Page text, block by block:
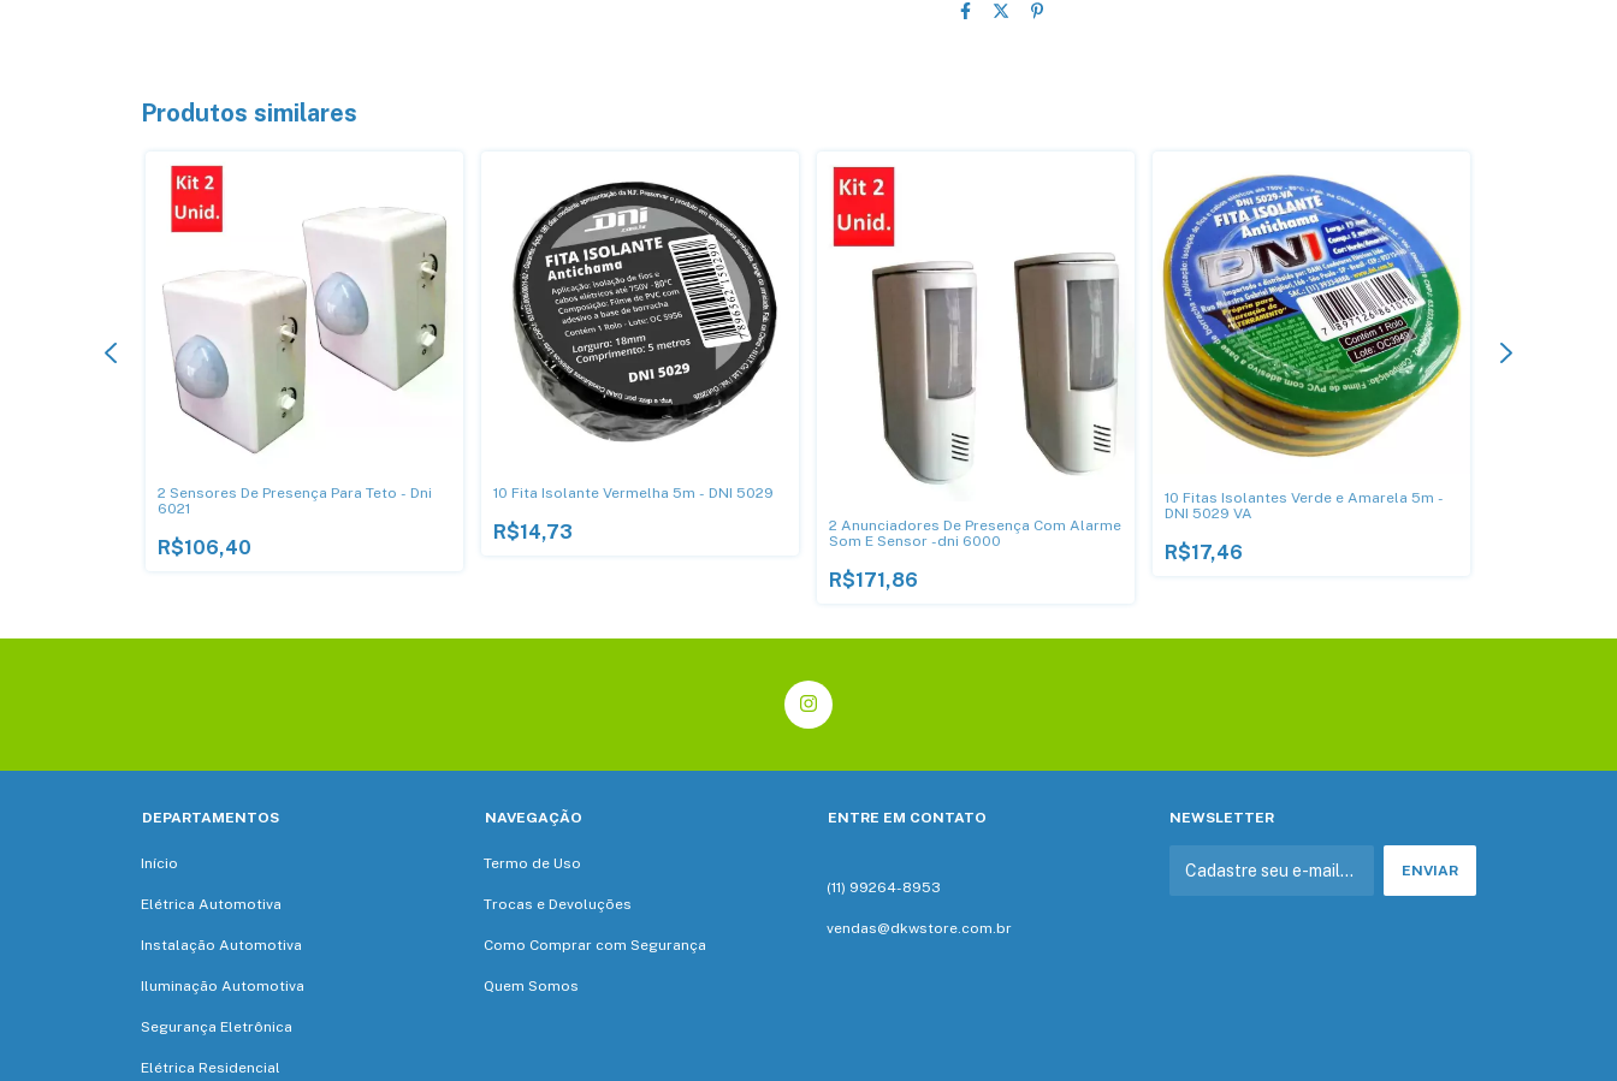
Produtos similares
2 Sensores De Presença Para Teto - Dni
6021
R$106,40
10 Fita Isolante Vermelha 5m - DNI 5029
R$14,73
2 Anunciadores De Presença Com Alarme
Som E Sensor -dni 6000
R$171,86
10 Fitas Isolantes Verde e Amarela 5m -
DNI 5029 VA
R$17,46
DEPARTAMENTOS
Início
Elétrica Automotiva
Instalação Automotiva
Iluminação Automotiva
Segurança Eletrônica
Elétrica Residencial
NAVEGAÇÃO
Termo de Uso
Trocas e Devoluções
Como Comprar com Segurança
Quem Somos
ENTRE EM CONTATO
(11) 99264-8953
vendas@dkwstore.com.br
NEWSLETTER